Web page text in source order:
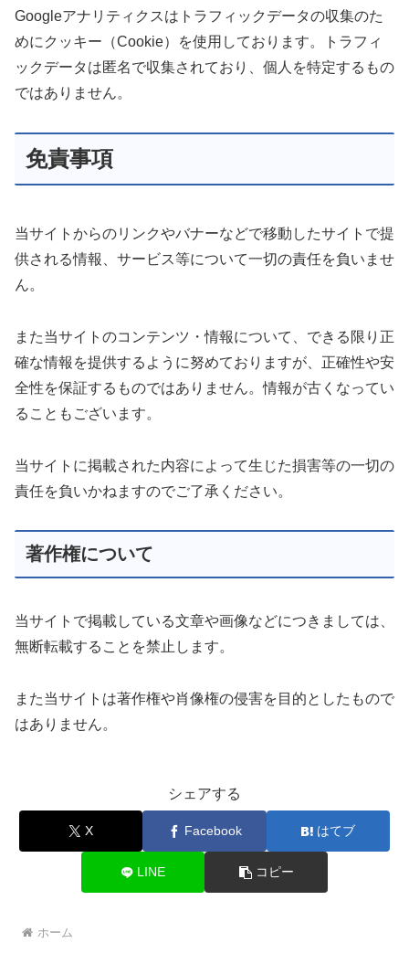
Googleアナリティクスはトラフィックデータの収集のた
めにクッキー（Cookie）を使用しております。トラフィ
ックデータは匿名で収集されており、個人を特定するもの
ではありません。
免責事項
当サイトからのリンクやバナーなどで移動したサイトで提
供される情報、サービス等について一切の責任を負いませ
ん。
また当サイトのコンテンツ・情報について、できる限り正
確な情報を提供するように努めておりますが、正確性や安
全性を保証するものではありません。情報が古くなってい
ることもございます。
当サイトに掲載された内容によって生じた損害等の一切の
責任を負いかねますのでご了承ください。
著作権について
当サイトで掲載している文章や画像などにつきましては、
無断転載することを禁止します。
また当サイトは著作権や肖像権の侵害を目的としたもので
はありません。
シェアする
X Facebook はてブ
LINE コピー
ホーム